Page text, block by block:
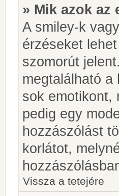
» Mik azok az
A smiley-k
érzéseket
szomorút
megtalálható a
sok emotikont,
pedig egy
hozzászólást
korlátot,
Vissza a tetejére